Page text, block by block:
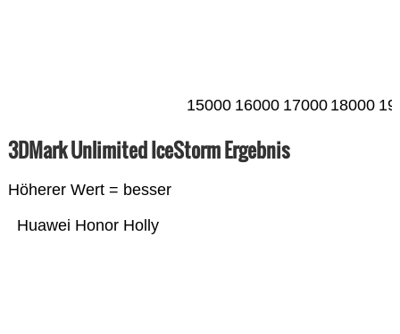
15000 16000 17000 18000
3DMark Unlimited IceStorm Ergebnis
Höherer Wert = besser
Huawei Honor Holly